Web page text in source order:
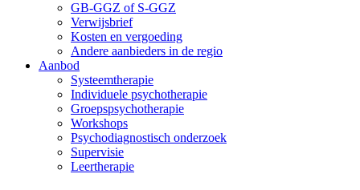
GB-GGZ of S-GGZ
Verwijsbrief
Kosten en vergoeding
Andere aanbieders in de regio
Aanbod
Systeemtherapie
Individuele psychotherapie
Groepspsychotherapie
Workshops
Psychodiagnostisch onderzoek
Supervisie
Leertherapie